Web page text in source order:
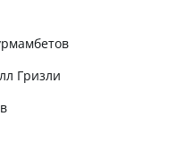
Гризли